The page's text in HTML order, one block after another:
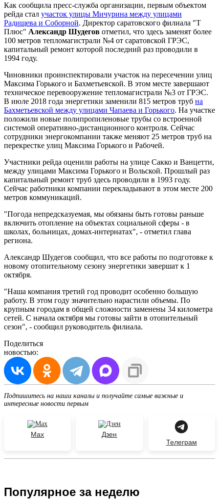
Как сообщила пресс-служба организации, первым объектом
рейда стал участок улицы Мичурина между улицами
Радищева и Соборной. Директор саратовского филиала "Т
Плюс" Александр Шудегов отметил, что здесь заменят более
100 метров тепломагистрали №4 от саратовской ГРЭС,
капитальный ремонт которой последний раз проводили в
1994 году.
Чиновники проинспектировали участок на пересечении улиц
Максима Горького и Бахметьевской. В этом месте завершают
техническое перевооружение тепломагистрали №3 от ГРЭС.
В июле 2018 года энергетики заменили 815 метров труб на
Бахметьевской между улицами Чапаева и Горького. На участке
положили новые полипропиленовые трубы со встроенной
системой оперативно-дистанционного контроля. Сейчас
сотрудники энергокомпании также меняют 25 метров труб на
перекрестке улиц Максима Горького и Рабочей.
Участники рейда оценили работы на улице Сакко и Ванцетти,
между улицами Максима Горького и Вольской. Прошлый раз
капитальный ремонт труб здесь проводили в 1993 году.
Сейчас работники компании перекладывают в этом месте 200
метров коммуникаций.
"Погода непредсказуемая, мы обязаны быть готовы раньше
включить отопление на объектах социальной сферы - в
школах, больницах, домах-интернатах", - отметил глава
региона.
Александр Шудегов сообщил, что все работы по подготовке к
новому отопительному сезону энергетики завершат к 1
октября.
"Наша компания третий год проводит особенно большую
работу. В этом году значительно нарастили объемы. По
крупным городам в общей сложности заменены 34 километра
сетей. С начала октября мы готовы зайти в отопительный
сезон", - сообщил руководитель филиала.
Поделиться
новостью:
Подпишитесь на наши каналы и получайте самые важные и
интересные новости первым
Max
Дзен
Телеграм
Популярное за неделю